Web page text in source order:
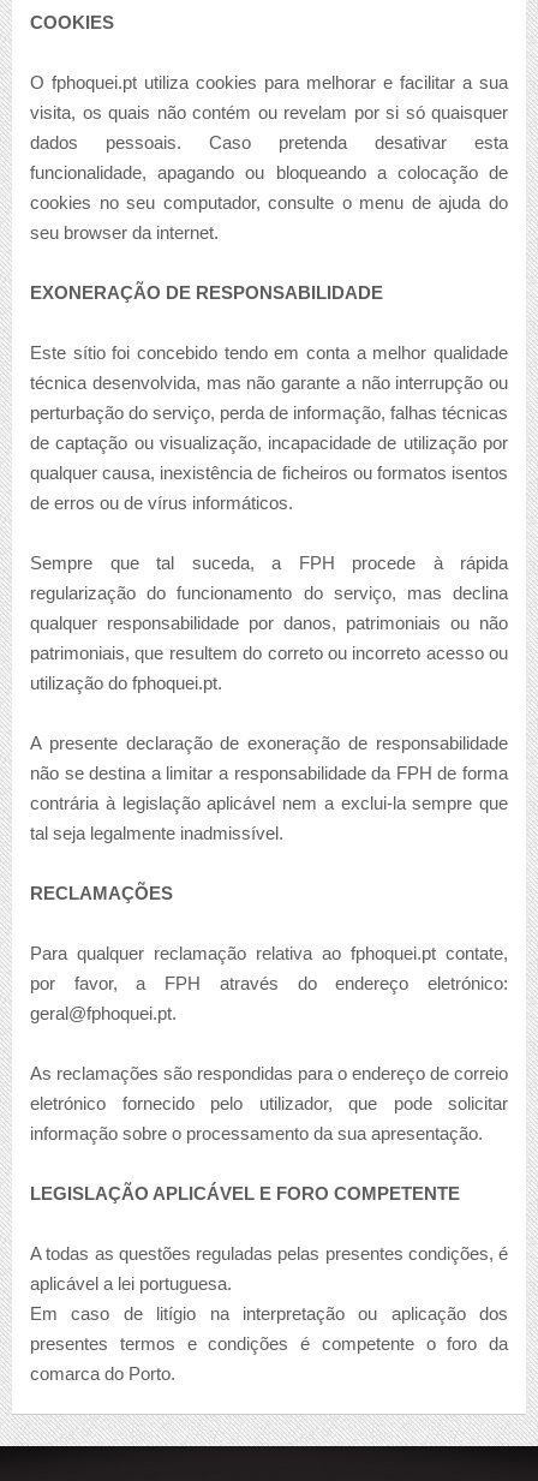
COOKIES
O fphoquei.pt utiliza cookies para melhorar e facilitar a sua
visita, os quais não contém ou revelam por si só quaisquer
dados pessoais. Caso pretenda desativar esta
funcionalidade, apagando ou bloqueando a colocação de
cookies no seu computador, consulte o menu de ajuda do
seu browser da internet.
EXONERAÇÃO DE RESPONSABILIDADE
Este sítio foi concebido tendo em conta a melhor qualidade
técnica desenvolvida, mas não garante a não interrupção ou
perturbação do serviço, perda de informação, falhas técnicas
de captação ou visualização, incapacidade de utilização por
qualquer causa, inexistência de ficheiros ou formatos isentos
de erros ou de vírus informáticos.
Sempre que tal suceda, a FPH procede à rápida
regularização do funcionamento do serviço, mas declina
qualquer responsabilidade por danos, patrimoniais ou não
patrimoniais, que resultem do correto ou incorreto acesso ou
utilização do fphoquei.pt.
A presente declaração de exoneração de responsabilidade
não se destina a limitar a responsabilidade da FPH de forma
contrária à legislação aplicável nem a exclui-la sempre que
tal seja legalmente inadmissível.
RECLAMAÇÕES
Para qualquer reclamação relativa ao fphoquei.pt contate,
por favor, a FPH através do endereço eletrónico:
geral@fphoquei.pt.
As reclamações são respondidas para o endereço de correio
eletrónico fornecido pelo utilizador, que pode solicitar
informação sobre o processamento da sua apresentação.
LEGISLAÇÃO APLICÁVEL E FORO COMPETENTE
A todas as questões reguladas pelas presentes condições, é
aplicável a lei portuguesa.
Em caso de litígio na interpretação ou aplicação dos
presentes termos e condições é competente o foro da
comarca do Porto.